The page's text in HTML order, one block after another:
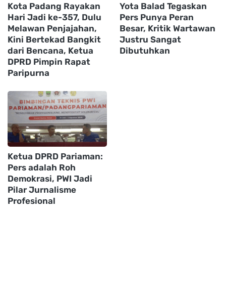
Kota Padang Rayakan
Hari Jadi ke-357, Dulu
Melawan Penjajahan,
Kini Bertekad Bangkit
dari Bencana, Ketua
DPRD Pimpin Rapat
Paripurna
Yota Balad Tegaskan
Pers Punya Peran
Besar, Kritik Wartawan
Justru Sangat
Dibutuhkan
Ketua DPRD Pariaman:
Pers adalah Roh
Demokrasi, PWI Jadi
Pilar Jurnalisme
Profesional